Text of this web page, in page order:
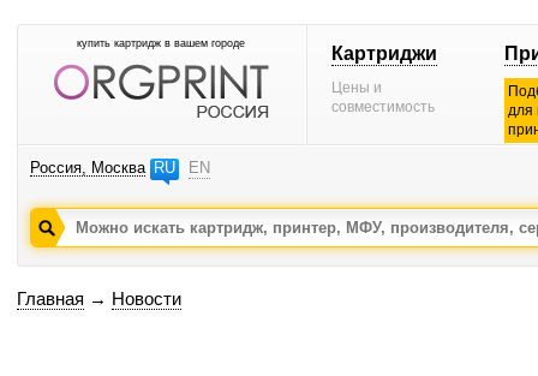
купить картридж в вашем городе Картриджи
Цены и
совместимость
для
Россия, Москва RU EN
Главная → Новости